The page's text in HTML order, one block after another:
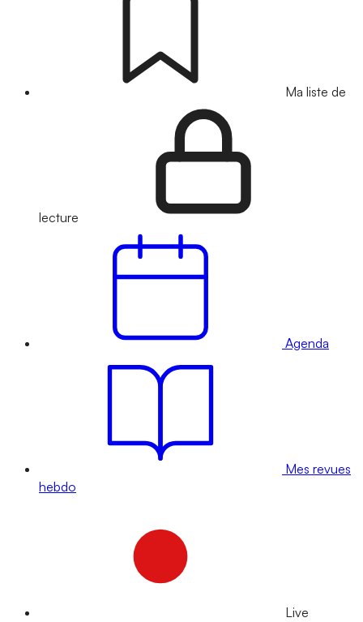
Ma liste de
lecture
Agenda
Mes revues
hebdo
Live